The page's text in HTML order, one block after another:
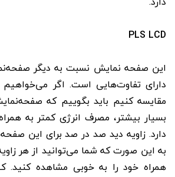
PLS LCD
این صفحه‌ نمایش نسبت به دیگر
دارای تفاوت‌هایی است. اگر می‌خواهیم
بسیار بیشتر، مصرف انرژی کمتر به
دارد. زاویه دید صد در صد برای این
به این صورت که شما می‌توانید از هر
همراه خود را به خوبی مشاهده کنید.